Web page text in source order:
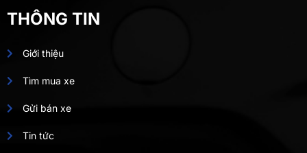
THÔNG TIN
Giới thiệu
Tìm mua xe
Gửi bán xe
Tin tức